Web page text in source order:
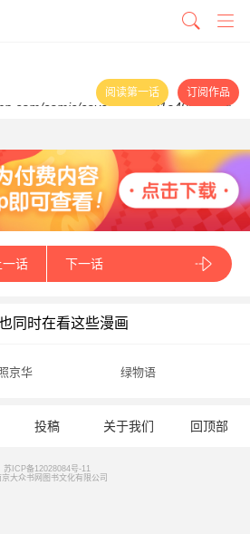
阅读第一话 订阅作品
一话 下一话
同时在看这些漫画
京华 绿物语
投稿 关于我们 回顶部
苏ICP备12028084号-11
大众书网图书文化有限公司